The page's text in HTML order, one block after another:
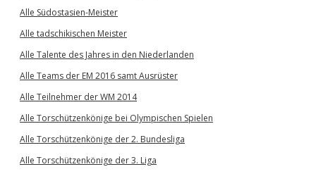
Alle Südostasien-Meister
Alle tadschikischen Meister
Alle Talente des Jahres in den Niederlanden
Alle Teams der EM 2016 samt Ausrüster
Alle Teilnehmer der WM 2014
Alle Torschützenkönige bei Olympischen Spielen
Alle Torschützenkönige der 2. Bundesliga
Alle Torschützenkönige der 3. Liga